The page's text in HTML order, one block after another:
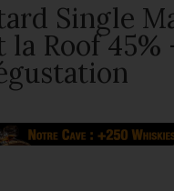
Single
la Roof 45%